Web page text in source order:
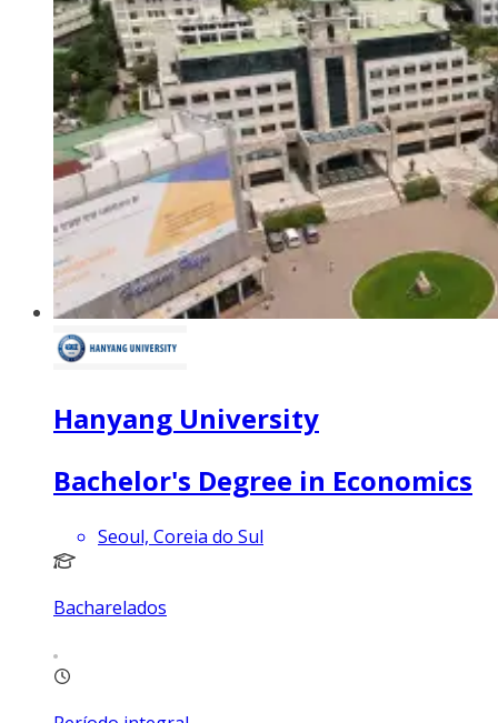
Hanyang University
Bachelor's Degree in Economics
Seoul, Coreia do Sul
Bacharelados